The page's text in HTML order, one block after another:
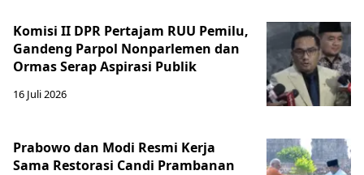
Komisi II DPR Pertajam RUU Pemilu,
Gandeng Parpol Nonparlemen dan
Ormas Serap Aspirasi Publik
16 Juli 2026
Prabowo dan Modi Resmi Kerja
Sama Restorasi Candi Prambanan